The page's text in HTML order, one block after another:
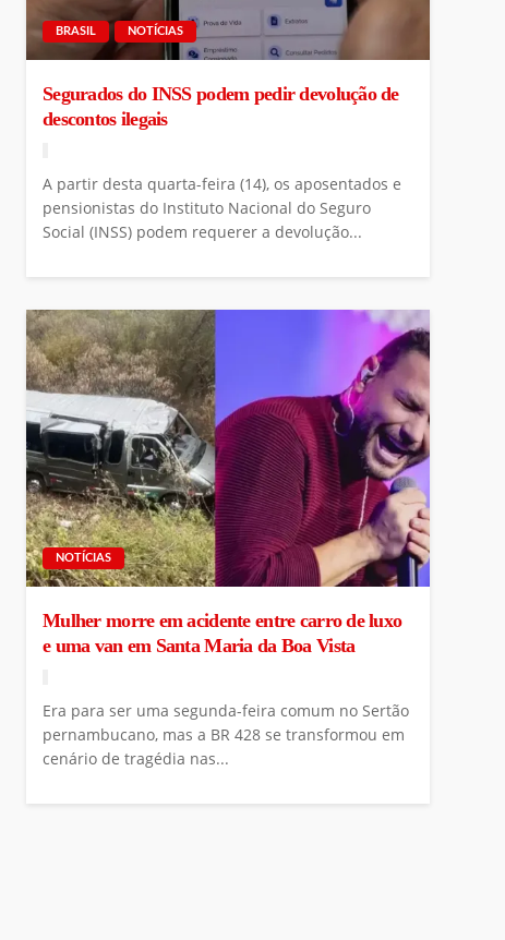
BRASIL NOTÍCIAS
Segurados do INSS podem pedir devolução de
descontos ilegais
A partir desta quarta-feira (14), os aposentados e
pensionistas do Instituto Nacional do Seguro
Social (INSS) podem requerer a devolução...
NOTÍCIAS
Mulher morre em acidente entre carro de luxo
e uma van em Santa Maria da Boa Vista
Era para ser uma segunda-feira comum no Sertão
pernambucano, mas a BR 428 se transformou em
cenário de tragédia nas...